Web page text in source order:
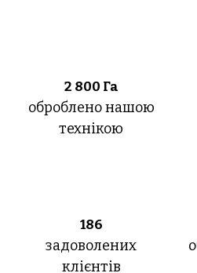
2 800 Га
оброблено нашою
технікою
186
задоволених
клієнтів